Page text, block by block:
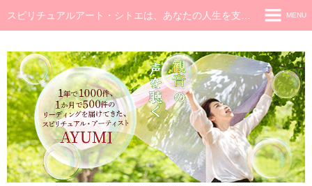
MENU
◆ごあいさつ
スピリチュアル・メッセージ
チャネラー養成講座
スピリチュアル開花レッスン
レイキヒーラー養成コース・レイキアチューメント